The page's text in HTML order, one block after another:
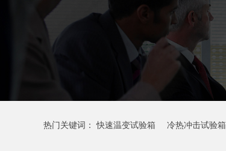
热门关键词：快速温变试验箱 冷热冲击试验箱